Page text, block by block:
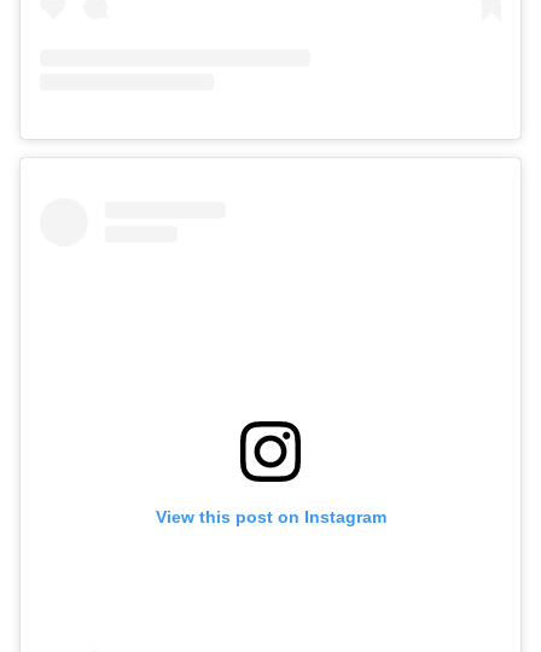
View this post on Instagram